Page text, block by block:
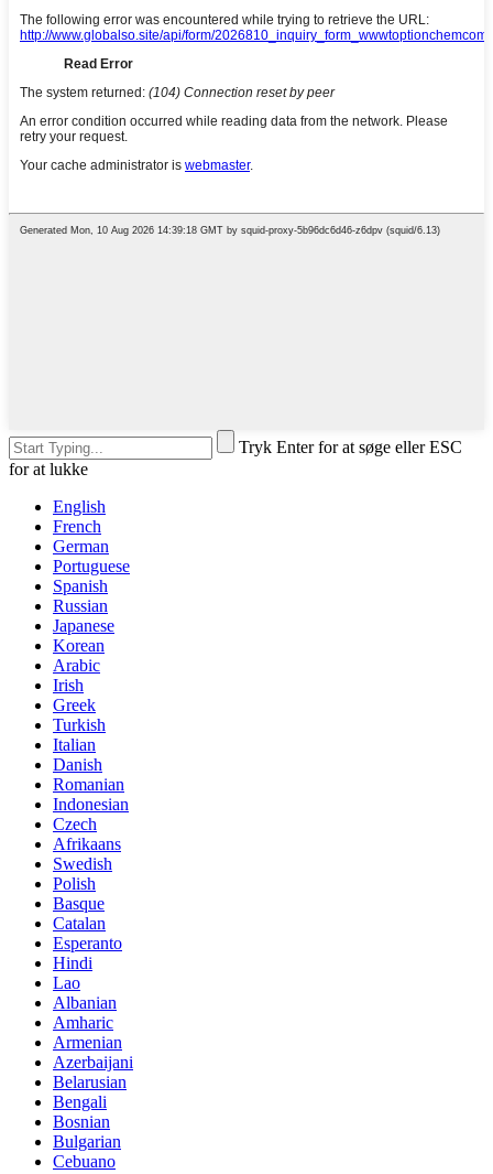
Tryk Enter for at søge eller ESC
for at lukke
English
French
German
Portuguese
Spanish
Russian
Japanese
Korean
Arabic
Irish
Greek
Turkish
Italian
Danish
Romanian
Indonesian
Czech
Afrikaans
Swedish
Polish
Basque
Catalan
Esperanto
Hindi
Lao
Albanian
Amharic
Armenian
Azerbaijani
Belarusian
Bengali
Bosnian
Bulgarian
Cebuano